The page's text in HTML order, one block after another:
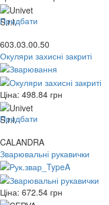
Придбати
603.03.00.50
Окуляри захисні закриті
Ціна: 498.84 грн
Придбати
CALANDRA
Зварювальні рукавички
Ціна: 672.54 грн